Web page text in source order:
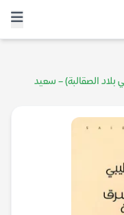
بلاد الصقالبة) – سعيد